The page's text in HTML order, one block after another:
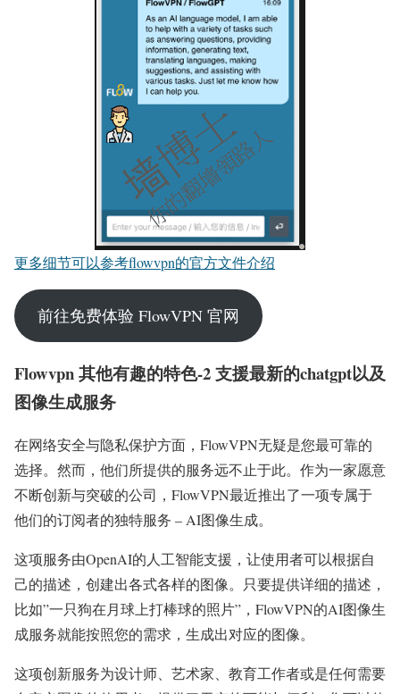
更多细节可以参考flowvpn的官方文件介绍
前往免费体验 FlowVPN 官网
Flowvpn 其他有趣的特色-2 支援最新的chatgpt以及
图像生成服务
在网络安全与隐私保护方面，FlowVPN无疑是您最可靠的
选择。然而，他们所提供的服务远不止于此。作为一家愿意
不断创新与突破的公司，FlowVPN最近推出了一项专属于
他们的订阅者的独特服务 – AI图像生成。
这项服务由OpenAI的人工智能支援，让使用者可以根据自
己的描述，创建出各式各样的图像。只要提供详细的描述，
比如”一只狗在月球上打棒球的照片”，FlowVPN的AI图像生
成服务就能按照您的需求，生成出对应的图像。
这项创新服务为设计师、艺术家、教育工作者或是任何需要